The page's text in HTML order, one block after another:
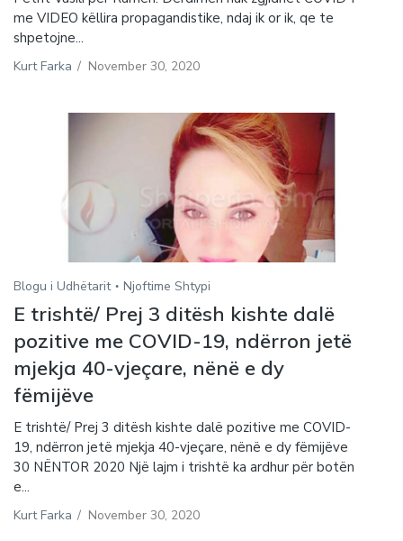
me VIDEO këllira propagandistike, ndaj ik or ik, qe te
shpetojne...
Kurt Farka / November 30, 2020
Blogu i Udhëtarit Njoftime Shtypi
E trishtë/ Prej 3 ditësh kishte dalë
pozitive me COVID-19, ndërron jetë
mjekja 40-vjeçare, nënë e dy
fëmijëve
E trishtë/ Prej 3 ditësh kishte dalë pozitive me COVID-
19, ndërron jetë mjekja 40-vjeçare, nënë e dy fëmijëve
30 NËNTOR 2020 Një lajm i trishtë ka ardhur për botën
e...
Kurt Farka / November 30, 2020